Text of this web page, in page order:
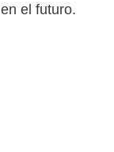
el futuro.